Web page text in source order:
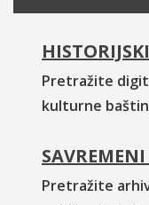
Pretražite
kulturne
Pretražite